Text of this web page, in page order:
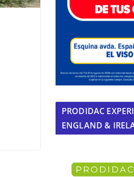
PRODIDAC
ENGLAND &